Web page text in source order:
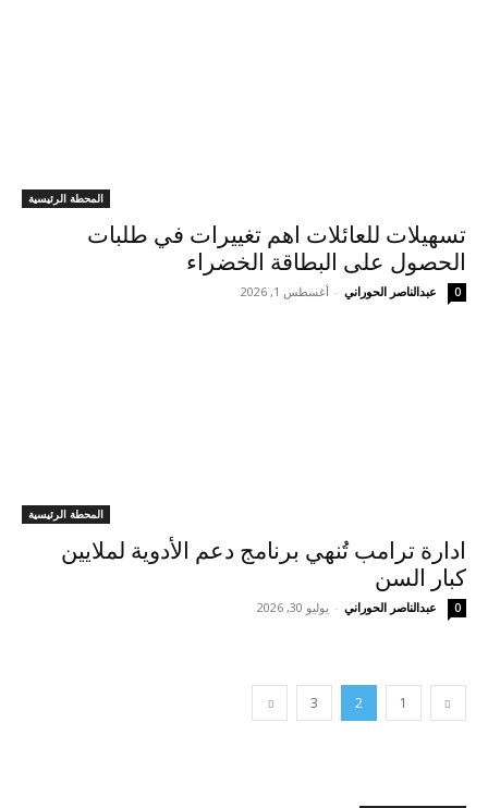
المحطة الرئيسية
تسهيلات للعائلات اهم تغييرات في طلبات
الحصول على البطاقة الخضراء
عبدالناصر الحوراني - أغسطس 1, 2026 0
المحطة الرئيسية
ادارة ترامب تُنهي برنامج دعم الأدوية لملايين
كبار السن
عبدالناصر الحوراني - يوليو 30, 2026 0
1
2
3